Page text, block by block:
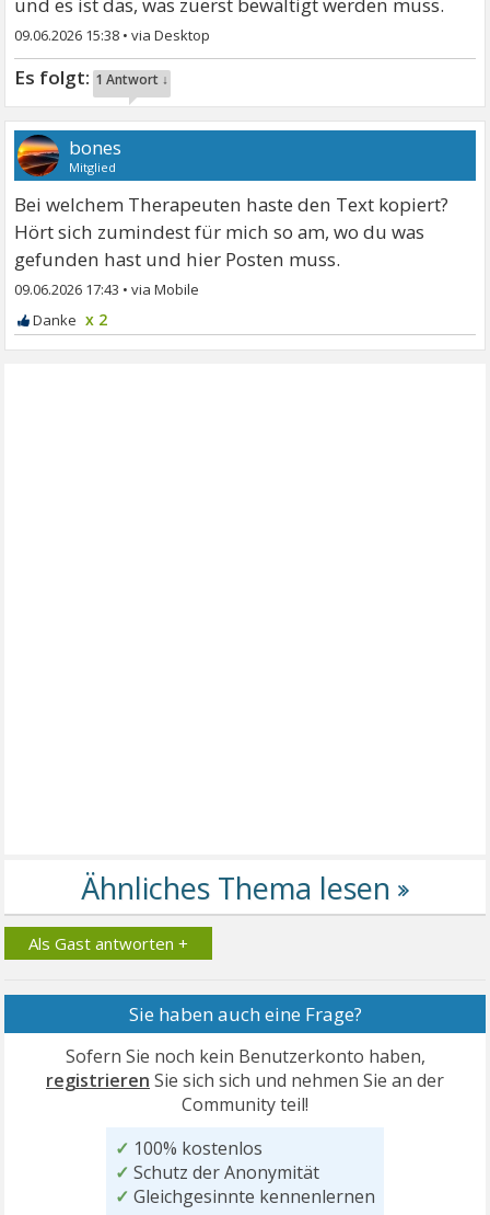
09.06.2026 15:38 •
1 Antwort ↓
bones
Mitglied
Bei welchem Therapeuten haste den Text kopiert?
Hört sich zumindest für mich so am, wo du was
gefunden hast und hier Posten muss.
09.06.2026 17:43 •
x 2
Als Gast antworten +
Sie haben auch eine Frage?
Sofern Sie noch kein Benutzerkonto haben,
registrieren Sie sich sich und nehmen Sie an der
Community teil!
✓ 100% kostenlos
✓ Schutz der Anonymität
✓ Gleichgesinnte kennenlernen